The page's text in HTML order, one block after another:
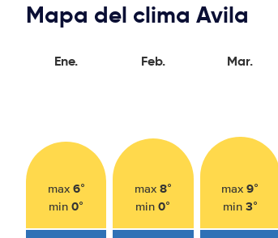
Mapa del clima Avila
Ene.
max 6°
min0°
Feb.
max 8°
min0°
Mar.
max9°
min 3°